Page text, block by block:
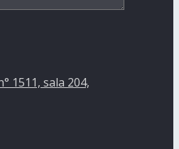
1511, sala 204,